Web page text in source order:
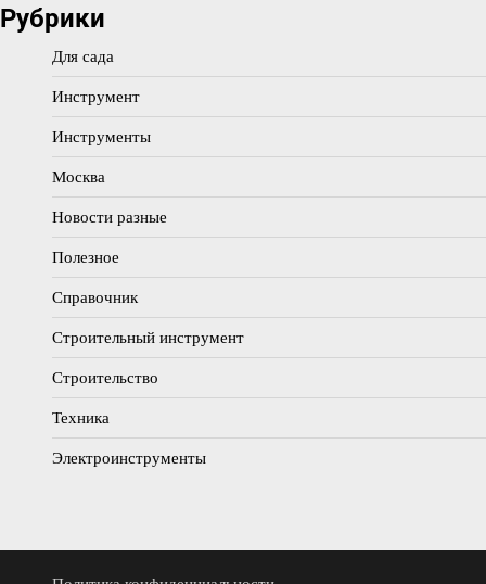
Рубрики
Для сада
Инструмент
Инструменты
Москва
Новости разные
Полезное
Справочник
Строительный инструмент
Строительство
Техника
Электроинструменты